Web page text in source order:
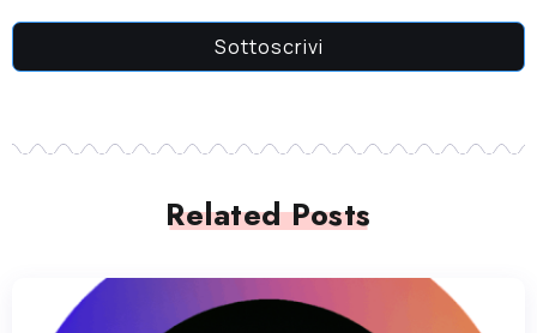
Sottoscrivi
Related Posts